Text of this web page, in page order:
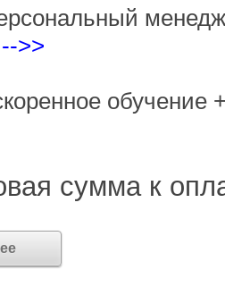
>>
обучение
сумма к